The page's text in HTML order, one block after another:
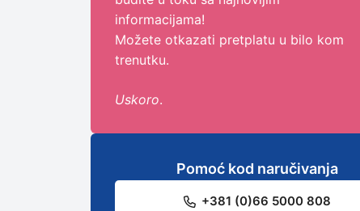
informacijama!
Možete otkazati pretplatu u bilo kom
trenutku.
Uskoro.
Pomoć kod naručivanja
+381 (0)66 5000 808